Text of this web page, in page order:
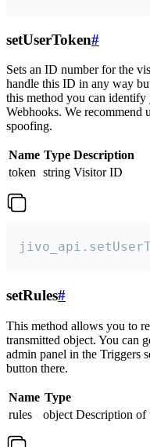
setUserToken#
Sets an ID number for the
handle this ID in any way
this method you can
Webhooks. We recommend
spoofing.
Name Type Description
token string Visitor ID
setRules#
This method allows you to
transmitted object. You can
admin panel in the Triggers
button there.
Name Type
rules
object Description of